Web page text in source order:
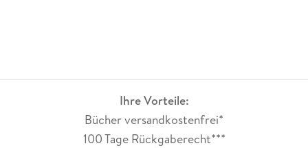
Ihre Vorteile:
Bücher versandkostenfrei*
100 Tage Rückgaberecht***